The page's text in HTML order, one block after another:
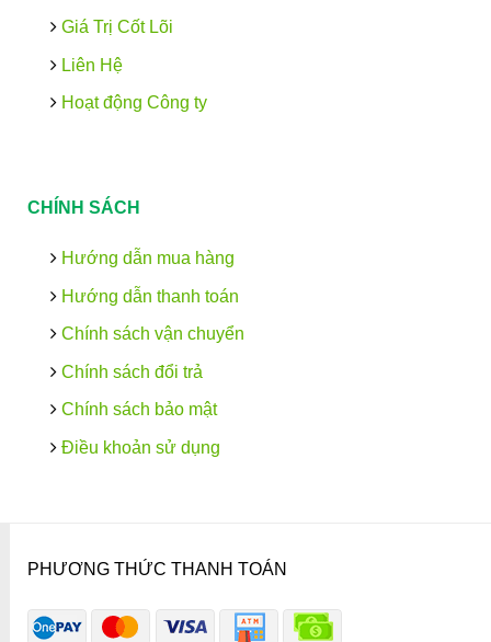
Giá Trị Cốt Lõi
Liên Hệ
Hoạt động Công ty
CHÍNH SÁCH
Hướng dẫn mua hàng
Hướng dẫn thanh toán
Chính sách vận chuyển
Chính sách đổi trả
Chính sách bảo mật
Điều khoản sử dụng
PHƯƠNG THỨC THANH TOÁN